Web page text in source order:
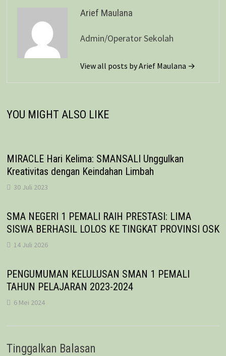
Arief Maulana
Admin/Operator Sekolah
View all posts by Arief Maulana →
YOU MIGHT ALSO LIKE
MIRACLE Hari Kelima: SMANSALI Unggulkan
Kreativitas dengan Keindahan Limbah
30 Juli 2023
SMA NEGERI 1 PEMALI RAIH PRESTASI: LIMA
SISWA BERHASIL LOLOS KE TINGKAT PROVINSI OSK
14 Juli 2026
PENGUMUMAN KELULUSAN SMAN 1 PEMALI
TAHUN PELAJARAN 2023-2024
6 Mei 2024
Tinggalkan Balasan